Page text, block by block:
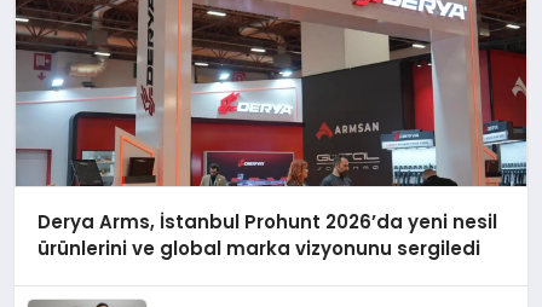
Derya Arms, İstanbul Prohunt 2026’da yeni nesil
ürünlerini ve global marka vizyonunu sergiledi